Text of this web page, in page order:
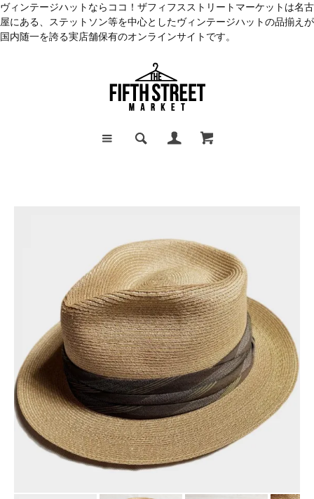
ヴィンテージハットならココ！ザフィフスストリートマーケットは名古
屋にある、ステットソン等を中心としたヴィンテージハットの品揃えが
国内随一を誇る実店舗保有のオンラインサイトです。